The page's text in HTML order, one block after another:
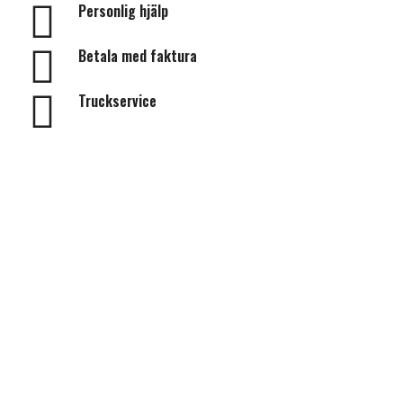
Personlig hjälp
Betala med faktura
Truckservice